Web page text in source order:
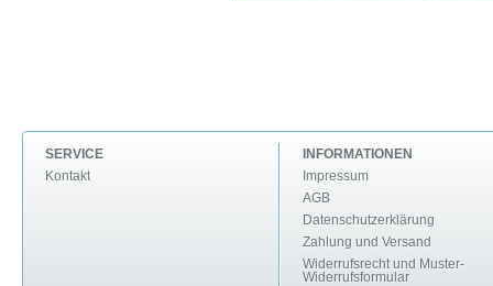
SERVICE
Kontakt
INFORMATIONEN
Impressum
AGB
Datenschutzerklärung
Zahlung und Versand
Widerrufsrecht und Muster-
Widerrufsformular